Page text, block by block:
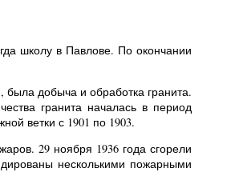
школу в Павлове. По окончании
добыча и обработка гранита.
гранита началась в период
ветки с 1901 по 1903.
29 ноября 1936 года сгорели
несколькими пожарными